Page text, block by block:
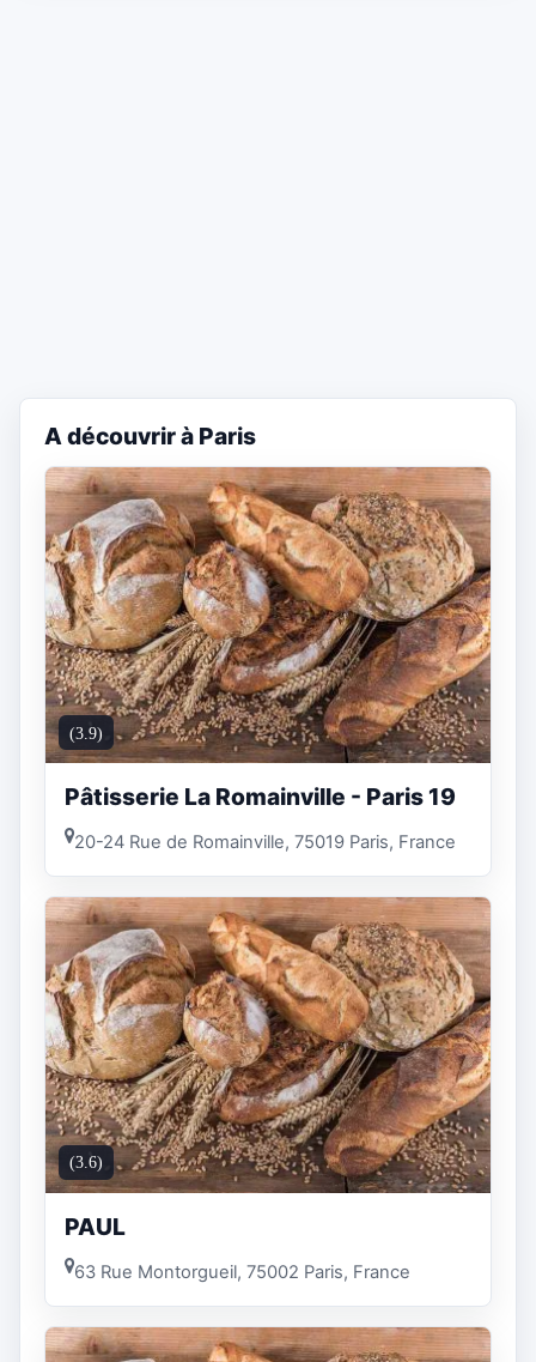
A découvrir à Paris
(3.9)
Pâtisserie La Romainville - Paris 19
20-24 Rue de Romainville, 75019 Paris, France
(3.6)
PAUL
63 Rue Montorgueil, 75002 Paris, France